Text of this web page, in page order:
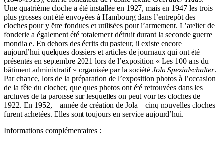
Une quatrième cloche a été installée en 1927, mais en 1947 les trois
plus grosses ont été envoyées à Hambourg dans l’entrepôt des
cloches pour y être fondues et utilisées pour l’armement. L’atelier de
fonderie a également été totalement détruit durant la seconde guerre
mondiale. En dehors des écrits du pasteur, il existe encore
aujourd’hui quelques dossiers et articles de journaux qui ont été
présentés en septembre 2021 lors de l’exposition « Les 100 ans du
bâtiment administratif » organisée par la société Jola Spezialschalter.
Par chance, lors de la préparation de l’exposition photos à l’occasion
de la fête du clocher, quelques photos ont été retrouvées dans les
archives de la paroisse sur lesquelles on peut voir les cloches de
1922. En 1952, – année de création de Jola – cinq nouvelles cloches
furent achetées. Elles sont toujours en service aujourd’hui.
Informations complémentaires :